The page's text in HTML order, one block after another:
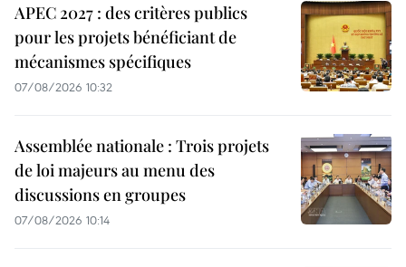
APEC 2027 : des critères publics
pour les projets bénéficiant de
mécanismes spécifiques
07/08/2026 10:32
Assemblée nationale : Trois projets
de loi majeurs au menu des
discussions en groupes
07/08/2026 10:14